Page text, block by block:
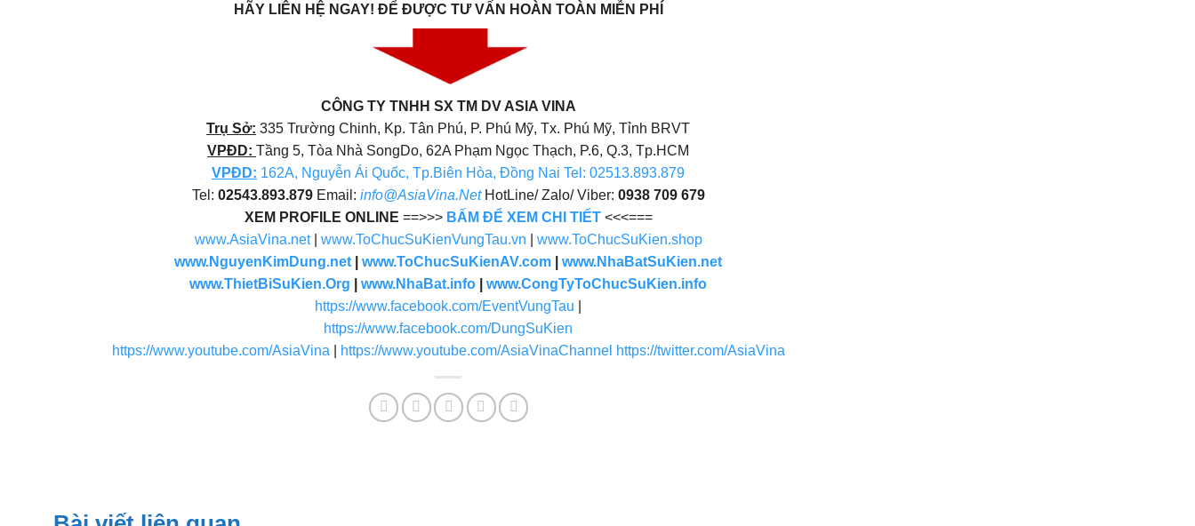
HÃY LIÊN HỆ NGAY! ĐỂ ĐƯỢC TƯ VẤN HOÀN TOÀN MIỄN PHÍ
CÔNG TY TNHH SX TM DV ASIA VINA
Trụ Sở: 335 Trường Chinh, Kp. Tân Phú, P. Phú Mỹ, Tx. Phú Mỹ, Tỉnh BRVT
VPĐD: Tầng 5, Tòa Nhà SongDo, 62A Phạm Ngọc Thạch, P.6, Q.3, Tp.HCM
VPĐD: 162A, Nguyễn Ái Quốc, Tp.Biên Hòa, Đồng Nai Tel: 02513.893.879
Tel: 02543.893.879Email: info@AsiaVina.NetHotLine/ Zalo/ Viber: 0938 709 679
XEM PROFILE ONLINE ==>>> BẤM ĐỂ XEM CHI TIẾT <<<===
www.AsiaVina.net| www.ToChucSuKienVungTau.vn | www.ToChucSuKien.shop
www.NguyenKimDung.net | www.ToChucSuKienAV.com | www.NhaBatSuKien.net
www.ThietBiSuKien.Org | www.NhaBat.info | www.CongTyToChucSuKien.info
https://www.facebook.com/EventVungTau |
https://www.facebook.com/DungSuKien
https://www.youtube.com/AsiaVina | https://www.youtube.com/AsiaVinaChannel https://twitter.com/AsiaVina